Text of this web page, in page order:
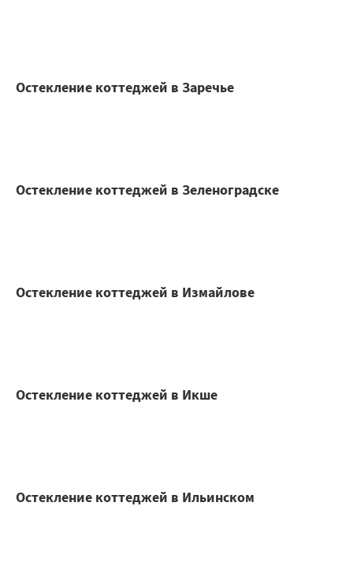
Остекление коттеджей в Заречье
Остекление коттеджей в Зеленоградске
Остекление коттеджей в Измайлове
Остекление коттеджей в Икше
Остекление коттеджей в Ильинском